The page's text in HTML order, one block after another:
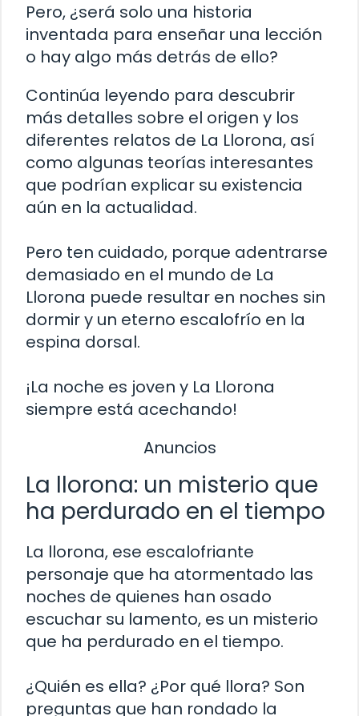
Pero, ¿será solo una historia
inventada para enseñar una lección
o hay algo más detrás de ello?
Continúa leyendo para descubrir
más detalles sobre el origen y los
diferentes relatos de La Llorona, así
como algunas teorías interesantes
que podrían explicar su existencia
aún en la actualidad.
Pero ten cuidado, porque adentrarse
demasiado en el mundo de La
Llorona puede resultar en noches sin
dormir y un eterno escalofrío en la
espina dorsal.
¡La noche es joven y La Llorona
siempre está acechando!
Anuncios
La llorona: un misterio que
ha perdurado en el tiempo
La llorona, ese escalofriante
personaje que ha atormentado las
noches de quienes han osado
escuchar su lamento, es un misterio
que ha perdurado en el tiempo.
¿Quién es ella? ¿Por qué llora? Son
preguntas que han rondado la